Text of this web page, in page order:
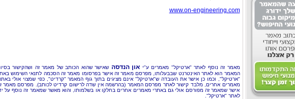
www.on-engineering.com
מאמר זה נוסף לאתר "ארטיקל" מאמרים ע"י און הנדסה שאישר שהוא הכותב של מאמר זה ושהקישור
המאמר הוא לאתר האינטרנט שבבעלותו, מפרסם מאמר זה אישר בפרסומו מאמר זה הסכמה לתנאי השימוש
"ארטיקל", וכמו כן אישר את העובדה ש"ארטיקל" אינם מציגים בתוך גוף המאמר "קרדיט", כפי שמצוי אולי
מאמרים אחרים, מלבד קישור לאתר מפרסם המאמר (בהרשמה אין שדה לרישום קרדיט לכותב). מפרסם מאמר
אישר שמאמר זה מפורסם אולי גם באתרי מאמרים אחרים בחלקו או בשלמותו, והוא מאשר שמאמר זה נוסף על
לאתר "ארטיקל".